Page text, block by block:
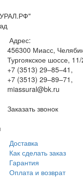
Адрес:
456300 Миасс,
Тургоякское шоссе,
+7 (3513) 29–85–41 ,
+7 (3513) 29–89–71 ,
miassural@bk.ru
Заказать звонок
Доставка
Как сделать заказ
Гарантия
Оплата и возврат